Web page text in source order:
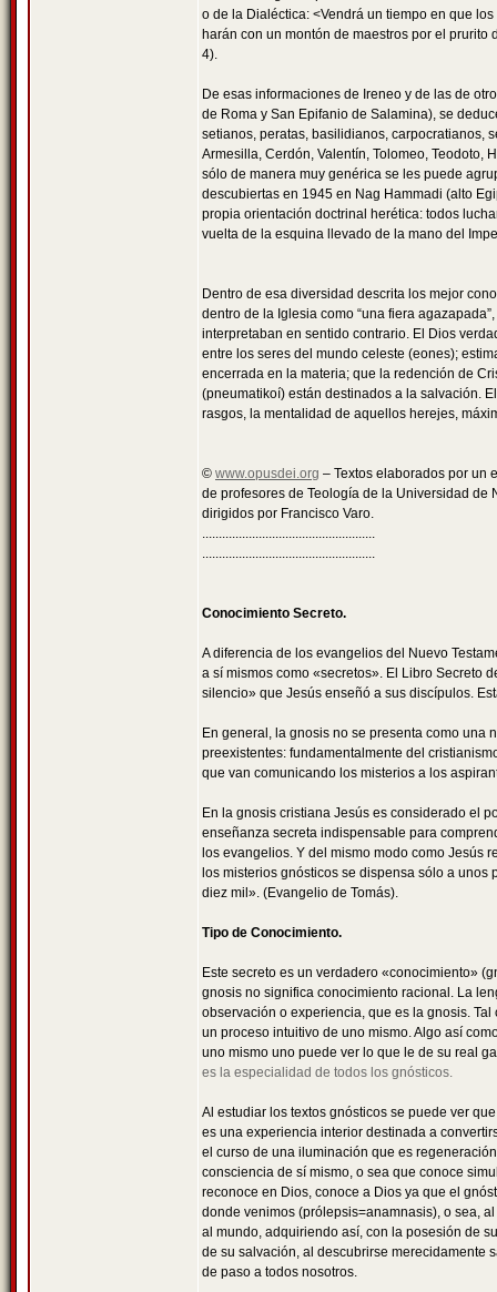
o de la Dialéctica: <Vendrá un tiempo en que
harán con un montón de maestros por el
4).
De esas informaciones de Ireneo y de las de
de Roma y San Epifanio de Salamina), se
setianos, peratas, basilidianos, carpocratianos,
Armesilla, Cerdón, Valentín, Tolomeo, Teodoto,
sólo de manera muy genérica se les puede
descubiertas en 1945 en Nag Hammadi (alto
propia orientación doctrinal herética: todos
vuelta de la esquina llevado de la mano del
Dentro de esa diversidad descrita los mejor
dentro de la Iglesia como “una fiera
interpretaban en sentido contrario. El Dios
entre los seres del mundo celeste (eones);
encerrada en la materia; que la redención de
(pneumatikoí) están destinados a la salvación.
rasgos, la mentalidad de aquellos herejes,
© www.opusdei.org – Textos elaborados por un
de profesores de Teología de la Universidad de
dirigidos por Francisco Varo.
....................................................
....................................................
Conocimiento Secreto.
A diferencia de los evangelios del Nuevo
a sí mismos como «secretos». El Libro Secreto
silencio» que Jesús enseñó a sus discípulos.
En general, la gnosis no se presenta como
preexistentes: fundamentalmente del
que van comunicando los misterios a los
En la gnosis cristiana Jesús es considerado el
enseñanza secreta indispensable para
los evangelios. Y del mismo modo como Jesús
los misterios gnósticos se dispensa sólo a
diez mil». (Evangelio de Tomás).
Tipo de Conocimiento.
Este secreto es un verdadero «conocimiento»
gnosis no significa conocimiento racional. La
observación o experiencia, que es la gnosis.
un proceso intuitivo de uno mismo. Algo así
uno mismo uno puede ver lo que le de su real
es la especialidad de todos los gnósticos.
Al estudiar los textos gnósticos se puede ver
es una experiencia interior destinada a
el curso de una iluminación que es
consciencia de sí mismo, o sea que conoce
reconoce en Dios, conoce a Dios ya que el
donde venimos (prólepsis=anamnasis), o sea,
al mundo, adquiriendo así, con la posesión de
de su salvación, al descubrirse merecidamente
de paso a todos nosotros.